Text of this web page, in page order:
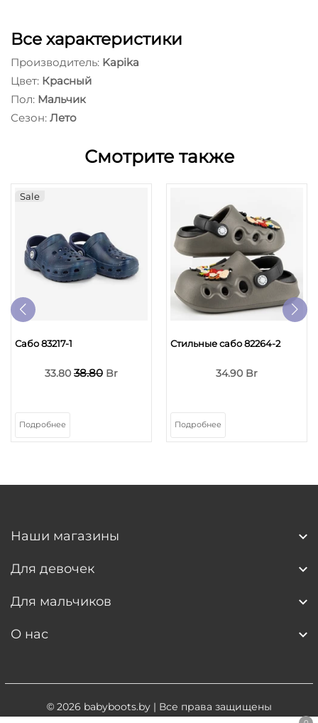
Все характеристики
Производитель: Kapika
Цвет: Красный
Пол: Мальчик
Сезон: Лето
Смотрите также
Sale
Сабо 83217-1
33.80 38.80 Br
Подробнее
Стильные сабо 82264-2
34.90 Br
Подробнее
Наши магазины
Для девочек
Для мальчиков
О нас
© 2026 babyboots.by| Все права защищены